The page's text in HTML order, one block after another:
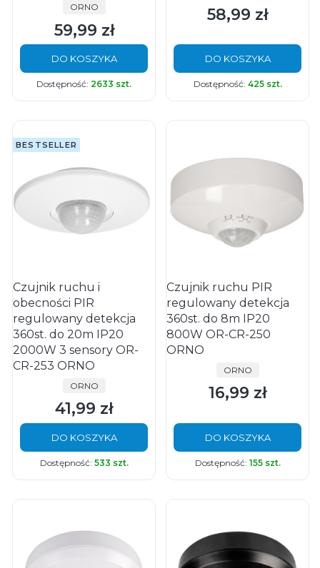
PRODUCENT
ORNO
Cena
59,99 zł
DO KOSZYKA
Dostępność: 2633 szt.
Cena
58,99 zł
DO KOSZYKA
Dostępność: 425 szt.
BESTSELLER
Czujnik ruchu i
obecności PIR
regulowany detekcja
360st. do 20m IP20
2000W 3 sensory OR-
CR-253 ORNO
PRODUCENT
ORNO
Cena
41,99 zł
DO KOSZYKA
Dostępność: 533 szt.
Czujnik ruchu PIR
regulowany detekcja
360st. do 8m IP20
800W OR-CR-250
ORNO
PRODUCENT
ORNO
Cena
16,99 zł
DO KOSZYKA
Dostępność: 155 szt.